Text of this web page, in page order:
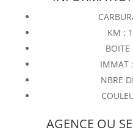
KM :
IMMAT
NBRE
AGENCE OU